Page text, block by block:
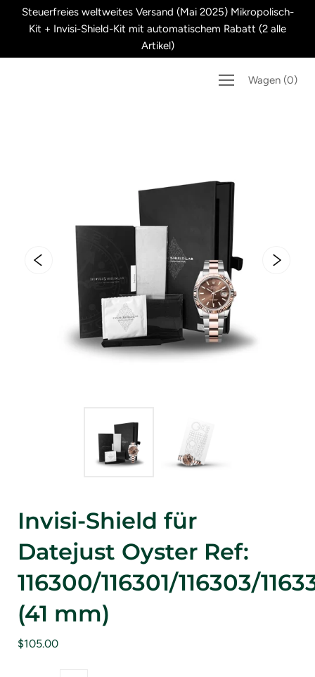
Überspringen
Inhalten
Steuerfreies weltweites Versand (Mai 2025) Mikropolisch-
Kit + Invisi-Shield-Kit mit automatischem Rabatt (2 alle
Artikel)
Wagen (0)
Invisi-Shield für
Datejust Oyster Ref:
116300/116301/116303/
(41 mm)
$105.00